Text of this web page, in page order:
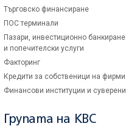
Търговско финансиране
ПОС терминали
Пазари, инвестиционно банкиране
и попечителски услуги
Факторинг
Кредити за собственици на фирми
Финансови институции и суверени
Групата на KBC